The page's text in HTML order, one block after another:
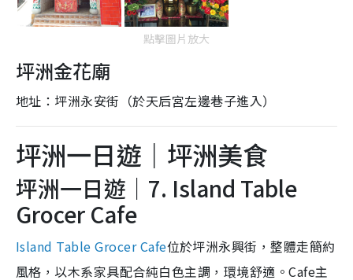
點擊圖片放大
坪洲金花廟
地址：坪洲永安街（於天后宮左邊巷子進入）
坪洲一日遊｜坪洲美食
坪洲一日遊｜7. Island Table
Grocer Cafe
Island Table Grocer Cafe位於坪洲永興街，整體走簡約
風格，以木系家具配合純白色主調，環境舒適。Cafe主